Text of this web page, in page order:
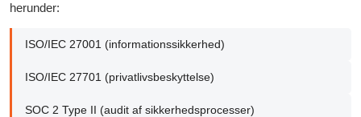
herunder:
ISO/IEC 27001 (informationssikkerhed)
ISO/IEC 27701 (privatlivsbeskyttelse)
SOC 2 Type II (audit af sikkerhedsprocesser)